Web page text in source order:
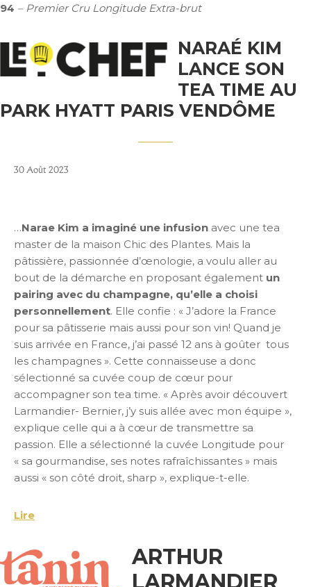
94 – Premier Cru Longitude Extra-brut
NARAÉ KIM
LANCE SON
TEA TIME AU
PARK HYATT PARIS VENDÔME
30 Août 2023
…Narae Kim a imaginé une infusion avec une tea
master de la maison Chic des Plantes. Mais la
pâtissière, passionnée d’œnologie, a voulu aller au
bout de la démarche en proposant également un
pairing avec du champagne, qu’elle a choisi
personnellement. Elle confie : « J’adore la France
pour sa pâtisserie mais aussi pour son vin! Quand je
suis arrivée en France, j’ai passé 12 ans à goûter tous
les champagnes ». Cette connaisseuse a donc
sélectionné sa cuvée coup de cœur pour
accompagner son tea time. « Après avoir découvert
Larmandier- Bernier, j’y suis allée avec mon équipe »,
explique celle qui a à cœur de transmettre sa
passion. Elle a sélectionné la cuvée Longitude pour
« sa gourmandise, ses notes rafraîchissantes » mais
aussi « son côté droit, sharp », explique-t-elle.
Lire
ARTHUR
LARMANDIER